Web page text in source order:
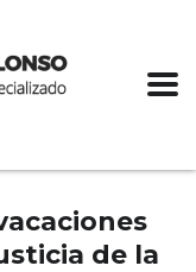
de la